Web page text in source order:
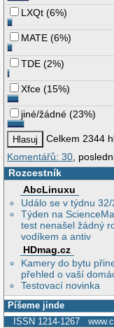
LXQt (6%)
MATE (6%)
TDE (2%)
Xfce (15%)
jiné/žádné (23%)
Celkem 2344
Komentářů: 30 ,
Rozcestník
AbcLinuxu
Událo se v týdnu 32/
Týden na
test nenašel žádný
vodíkem a antiv
HDmag.cz
Kamery do bytu
přehled o vaší
Testovací novinka
Píšeme jinde
ISSN 1214-1267